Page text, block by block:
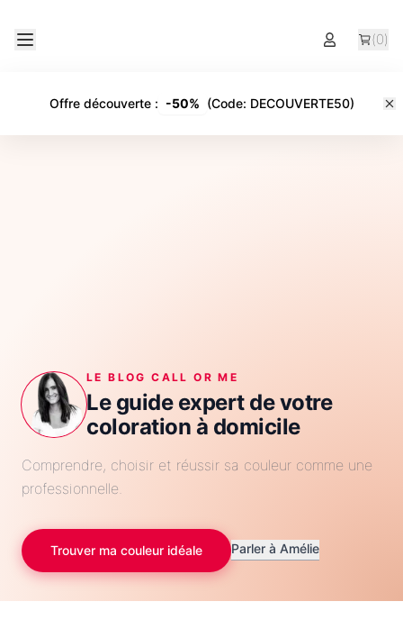
(0)
Offre découverte: -50% (Code: DECOUVERTE50)
LE BLOG CALL OR ME
Le guide expert de votre
coloration à domicile
Comprendre, choisir et réussir sa couleur comme une
professionnelle.
Trouver ma couleur idéale Parler à Amélie